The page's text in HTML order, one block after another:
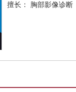
擅长： 胸部影像诊断